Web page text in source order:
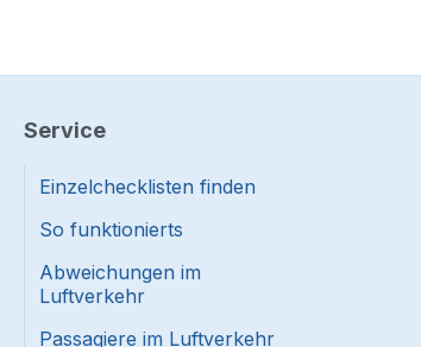
Service
Einzelchecklisten finden
So funktionierts
Abweichungen im
Luftverkehr
Passagiere im Luftverkehr